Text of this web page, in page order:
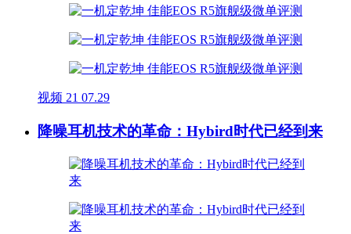
视频 21 07.29
降噪耳机技术的革命：Hybird时代已经到来